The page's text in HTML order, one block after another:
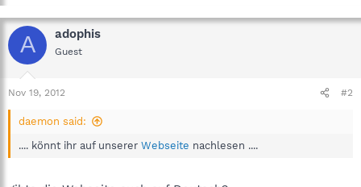
A adophis
Guest
Nov 19, 2012 #2
daemon said:
.... könnt ihr auf unserer Webseite nachlesen ....